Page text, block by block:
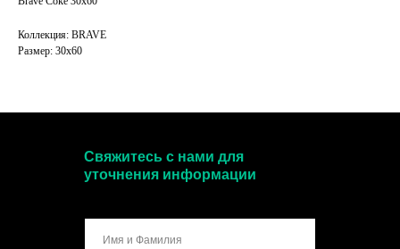
Коллекция: BRAVE
Размер: 30x60
Свяжитесь с нами для
уточнения информации